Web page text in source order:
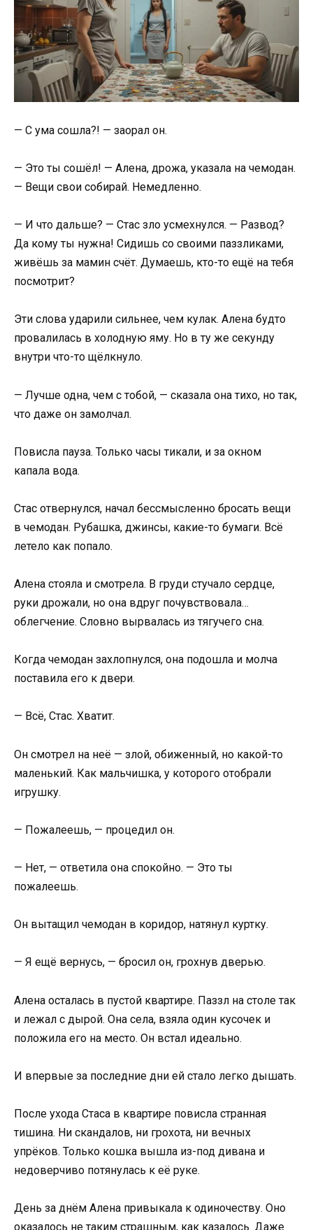
— С ума сошла?! — заорал он.
— Это ты сошёл! — Алена, дрожа, указала на чемодан.
— Вещи свои собирай. Немедленно.
— И что дальше? — Стас зло усмехнулся. — Развод?
Да кому ты нужна! Сидишь со своими паззликами,
живёшь за мамин счёт. Думаешь, кто-то ещё на тебя
посмотрит?
Эти слова ударили сильнее, чем кулак. Алена будто
провалилась в холодную яму. Но в ту же секунду
внутри что-то щёлкнуло.
— Лучше одна, чем с тобой, — сказала она тихо, но так,
что даже он замолчал.
Повисла пауза. Только часы тикали, и за окном
капала вода.
Стас отвернулся, начал бессмысленно бросать вещи
в чемодан. Рубашка, джинсы, какие-то бумаги. Всё
летело как попало.
Алена стояла и смотрела. В груди стучало сердце,
руки дрожали, но она вдруг почувствовала…
облегчение. Словно вырвалась из тягучего сна.
Когда чемодан захлопнулся, она подошла и молча
поставила его к двери.
— Всё, Стас. Хватит.
Он смотрел на неё — злой, обиженный, но какой-то
маленький. Как мальчишка, у которого отобрали
игрушку.
— Пожалеешь, — процедил он.
— Нет, — ответила она спокойно. — Это ты
пожалеешь.
Он вытащил чемодан в коридор, натянул куртку.
— Я ещё вернусь, — бросил он, грохнув дверью.
Алена осталась в пустой квартире. Паззл на столе так
и лежал с дырой. Она села, взяла один кусочек и
положила его на место. Он встал идеально.
И впервые за последние дни ей стало легко дышать.
После ухода Стаса в квартире повисла странная
тишина. Ни скандалов, ни грохота, ни вечных
упрёков. Только кошка вышла из-под дивана и
недоверчиво потянулась к её руке.
День за днём Алена привыкала к одиночеству. Оно
оказалось не таким страшным, как казалось. Даже